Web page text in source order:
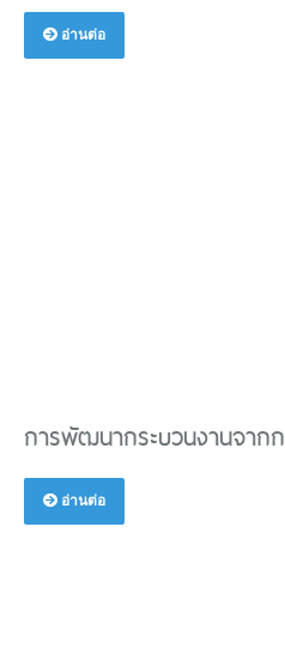
อ่านต่อ
การพัฒนากระบวนงานจากก
อ่านต่อ